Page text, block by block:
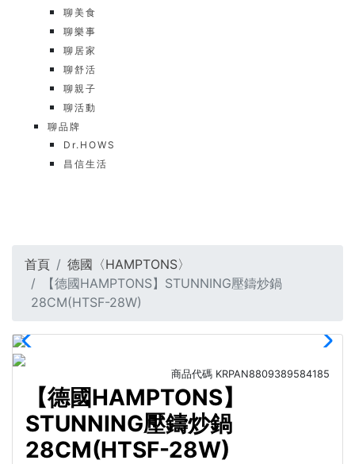
聊美食
聊樂事
聊居家
聊舒活
聊親子
聊活動
聊品牌
Dr.HOWS
昌信生活
首頁
德國〈HAMPTONS〉
【德國HAMPTONS】STUNNING壓鑄炒鍋
28CM(HTSF-28W)
商品代碼 KRPAN8809389584185
【德國HAMPTONS】
STUNNING壓鑄炒鍋
28CM(HTSF-28W)